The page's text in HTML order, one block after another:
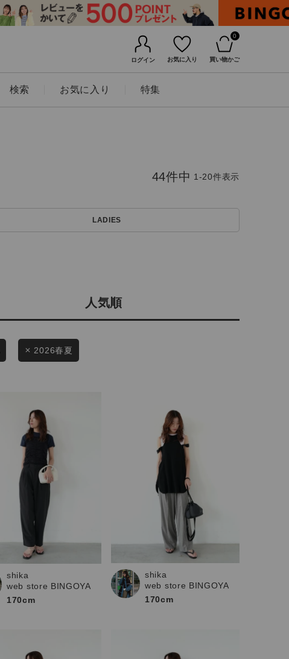
ログイン お気に入り
0
買い物かご
検索 お気に入り 特集
店舗一覧
会社概要
採用情報
ギフトカード
無料公式アプリダウンロード
WEB限定
在庫なし含む
LADIES
人気順
44件中 1-20件表示
2026春夏
shika
web store BINGOYA
170cm
shika
web store BINGOYA
170cm